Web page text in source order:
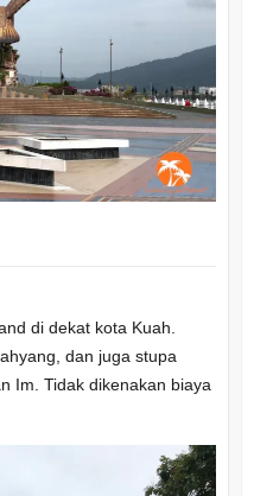
di dekat kota Kuah.
dan juga stupa
Im. Tidak dikenakan biaya